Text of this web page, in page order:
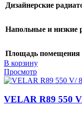
Дизайнерские
Напольные и низкие
Площадь помещения
В корзину
Просмотр
VELAR R89 550